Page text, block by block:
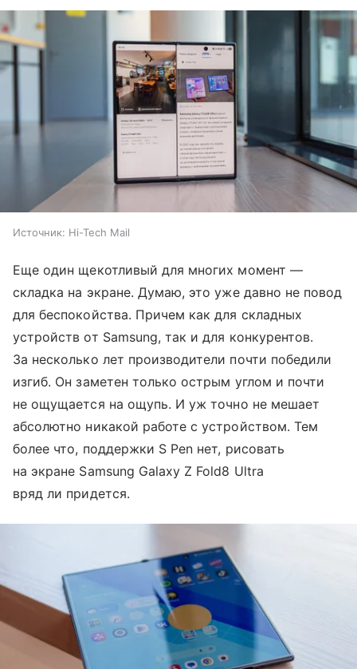
Источник: Hi-Tech Mail
Еще один щекотливый для многих момент —
складка на экране. Думаю, это уже давно не повод
для беспокойства. Причем как для складных
устройств от Samsung, так и для конкурентов.
За несколько лет производители почти победили
изгиб. Он заметен только острым углом и почти
не ощущается на ощупь. И уж точно не мешает
абсолютно никакой работе с устройством. Тем
более что, поддержки S Pen нет, рисовать
на экране Samsung Galaxy Z Fold8 Ultra
вряд ли придется.